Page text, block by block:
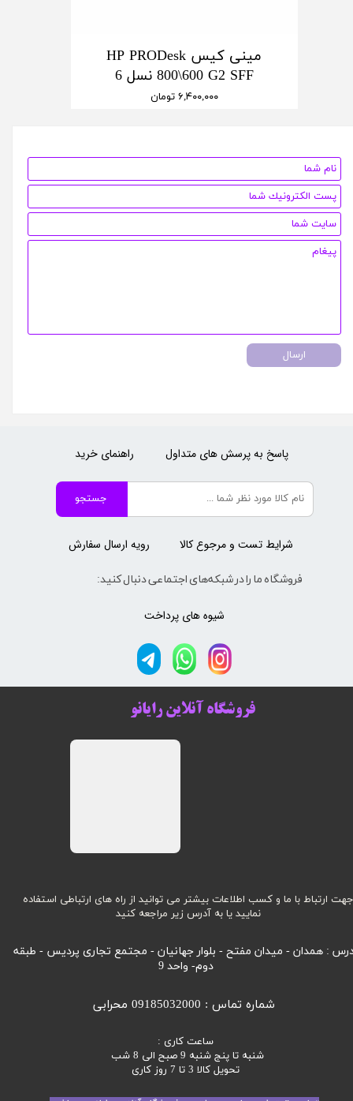
مینی کیس HP PRODesk
800\600 G2 SFF نسل 6
۶,۴۰۰,۰۰۰ تومان
ارسال
جهت ارتباط با ما و کسب اطلاعات بیشتر می توانید از راه های ارتباطی استفاده
نمایید یا به آدرس زیر مراجعه کنید
: همدان - میدان مفتح - بلوار جهانیان - مجتمع تجاری پردیس - طبقه
دوم- واحد 9
ساعت کاری :
شنبه تا پنج شنبه 9 صبح الی 8 شب
تحویل کالا 3 تا 7 روز کاری
شماره تماس : 09185032000 محرابی
فروشگاه آنلاین رایانو
جستجو
فروشگاه ما را در شبکه‌های اجتماعی دنبال کنید:
رویه ارسال سفارش
راهنمای خرید
شیوه های پرداخت
پاسخ به پرسش های متداول
شرایط تست و مرجوع کالا